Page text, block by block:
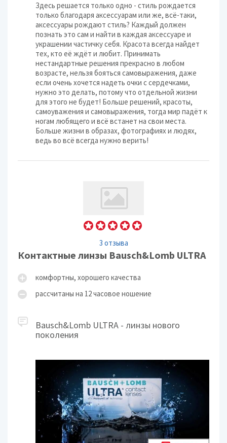
Здесь решается только одно - стиль рождается
только благодаря аксессуарам или же, всё-таки,
аксессуары рождают стиль? Каждый должен
познать это сам и найти в каждая аксессуаре и
украшении частичку себя. Красота всегда найдет
тех, кто её ждёт и любит. Принимать
нестандартные решения прекрасно в любом
возрасте, нельзя бояться самовыражения, даже
если очень хочется надеть очки с сердечками,
нужно это делать, потому что отдельной жизни
для этого не будет! Больше решений, красоты,
самоуважения и самовыражения, тогда мир падёт к
ногам любящего и всё встанет на свои места.
Больше жизни в образах, фотографиях и людях,
ведь во всё всегда нужно верить!
3 отзыва
Контактные линзы Bausch&Lomb ULTRA
комфортны, хорошего качества
рассчитаны на 12 часовое ношение
Bausch&Lomb ULTRA - линзы нового
поколения